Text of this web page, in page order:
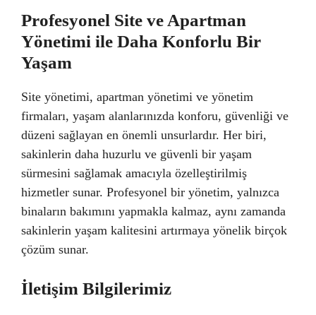
Profesyonel Site ve Apartman
Yönetimi ile Daha Konforlu Bir
Yaşam
Site yönetimi, apartman yönetimi ve yönetim
firmaları, yaşam alanlarınızda konforu, güvenliği ve
düzeni sağlayan en önemli unsurlardır. Her biri,
sakinlerin daha huzurlu ve güvenli bir yaşam
sürmesini sağlamak amacıyla özelleştirilmiş
hizmetler sunar. Profesyonel bir yönetim, yalnızca
binaların bakımını yapmakla kalmaz, aynı zamanda
sakinlerin yaşam kalitesini artırmaya yönelik birçok
çözüm sunar.
İletişim Bilgilerimiz